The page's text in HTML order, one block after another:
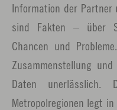
Information der
sind Fakten – über
Chancen und
Zusammenstellung
Daten unerlässlich.
Metropolregionen legt